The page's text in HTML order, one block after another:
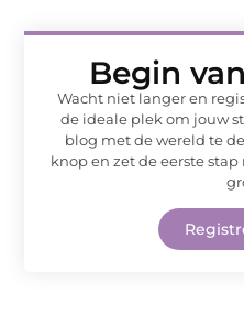
Begin
Wacht niet langer en
de ideale plek om jouw
blog met de wereld te
knop en zet de eerste